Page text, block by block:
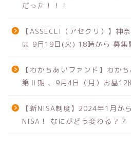
だった！！！
【ASSECLI（アセクリ）】神
は 9月19日(火) 18時から 募集
【わかちあいファンド】わか
第Ⅱ期 、9月4日（月）お昼12
【新NISA制度】2024年1月か
NISA！ なにがどう変わる？？